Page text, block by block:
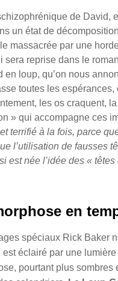
de David,
un état de
massacrée par une
reprise dans le
loup, qu’on nous
toutes les
les os craquent,
» qui accompagne ces
terrifié à la fois, parce
l’utilisation de fausses
est née l’idée des «
en
spéciaux Rick Baker
éclairé par une
pourtant plus sombres